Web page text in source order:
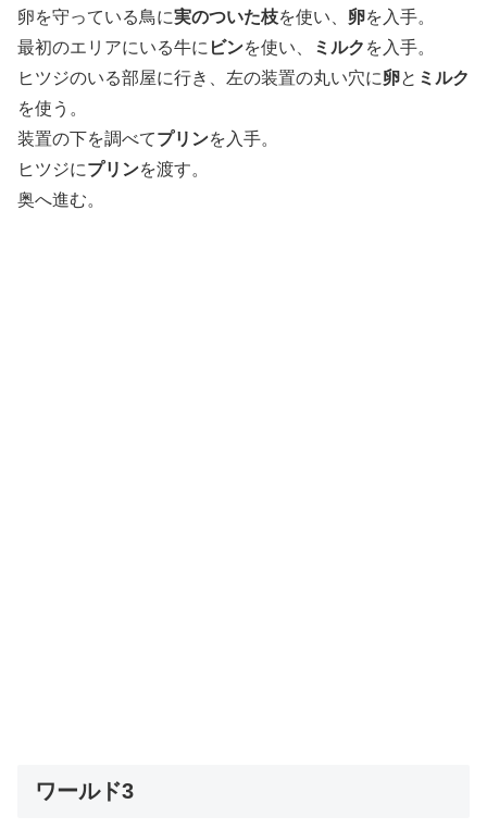
卵を守っている鳥に実のついた枝を使い、 卵を入手。
最初のエリアにいる牛に ビンを使い、 ミルク を入手。
ヒツジのいる部屋に行き、左の装置の丸い穴に卵と ミルク
を使う。
装置の下を調べてプリンを入手。
ヒツジにプリンを渡す。
奥へ進む。
ワールド3